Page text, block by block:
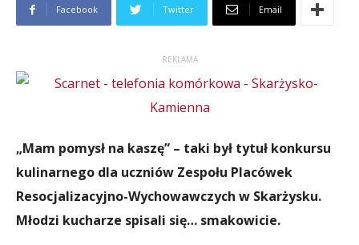
Facebook Twitter Email
REKLAMA
„Mam pomysł na kaszę” – taki był tytuł konkursu
kulinarnego dla uczniów Zespołu Placówek
Resocjalizacyjno-Wychowawczych w Skarżysku.
Młodzi kucharze spisali się… smakowicie.